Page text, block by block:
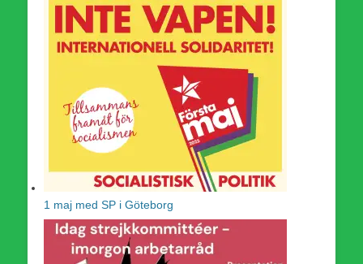
1 maj med SP i Göteborg